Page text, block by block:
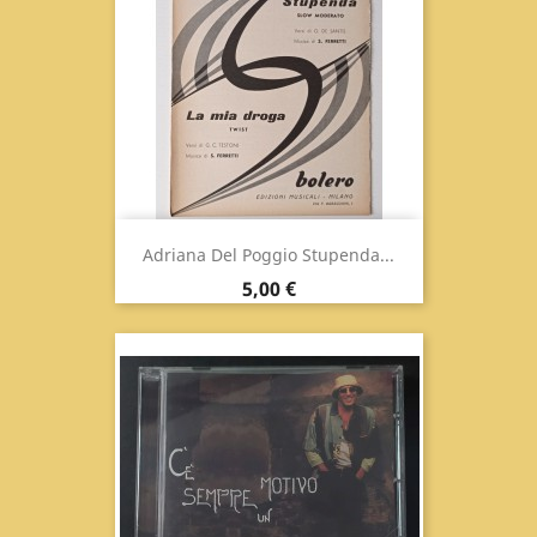
Adriana Del Poggio Stupenda...
Prix
5,00 €